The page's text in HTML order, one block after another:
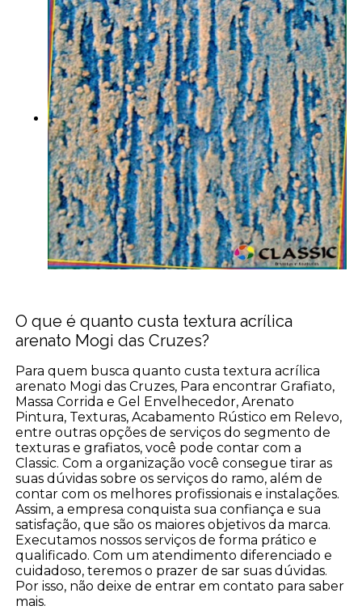
O que é quanto custa textura acrílica
arenato Mogi das Cruzes?
Para quem busca quanto custa textura acrílica
arenato Mogi das Cruzes, Para encontrar Grafiato,
Massa Corrida e Gel Envelhecedor, Arenato
Pintura, Texturas, Acabamento Rústico em Relevo,
entre outras opções de serviços do segmento de
texturas e grafiatos, você pode contar com a
Classic. Com a organização você consegue tirar as
suas dúvidas sobre os serviços do ramo, além de
contar com os melhores profissionais e instalações.
Assim, a empresa conquista sua confiança e sua
satisfação, que são os maiores objetivos da marca.
Executamos nossos serviços de forma prático e
qualificado. Com um atendimento diferenciado e
cuidadoso, teremos o prazer de sar suas dúvidas.
Por isso, não deixe de entrar em contato para saber
mais.